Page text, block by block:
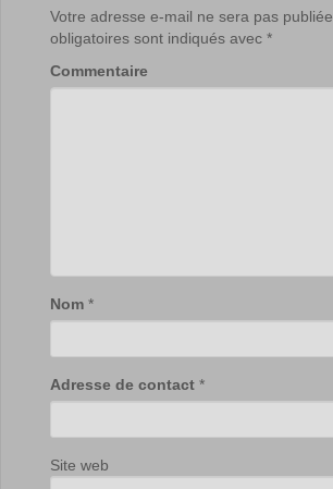
Votre adresse e-mail ne sera pas publiée.
obligatoires sont indiqués avec *
Commentaire
Nom *
Adresse de contact *
Site web